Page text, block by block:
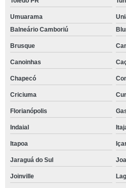
Umuarama
Balneário Camboriú
Brusque
Canoinhas
Chapecó
Criciuma
Florianópolis
Indaial
Itapoa
Jaraguá do Sul
Joinville